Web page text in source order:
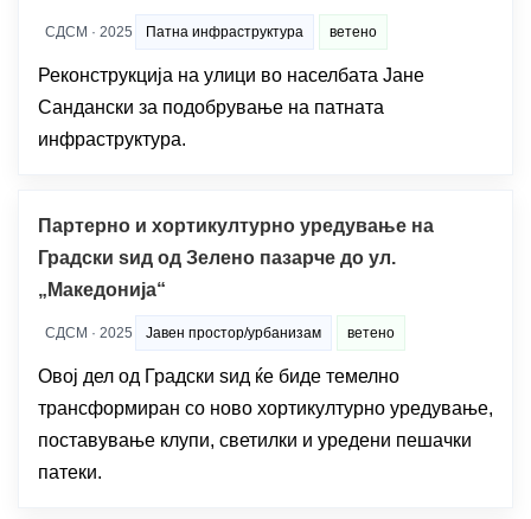
СДСМ · 2025 Патна инфраструктура ветено
Реконструкција на улици во населбата Јане
Сандански за подобрување на патната
инфраструктура.
Партерно и хортикултурно уредување на
Градски ѕид од Зелено пазарче до ул.
„Македонија“
СДСМ · 2025 Јавен простор/урбанизам ветено
Овој дел од Градски ѕид ќе биде темелно
трансформиран со ново хортикултурно уредување,
поставување клупи, светилки и уредени пешачки
патеки.